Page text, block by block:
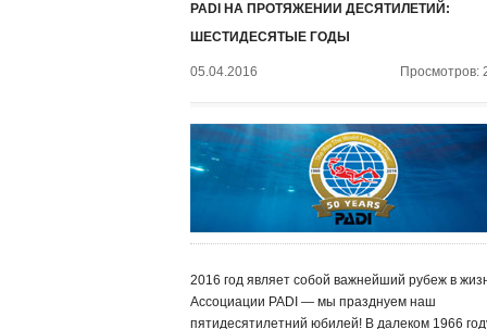
PADI НА ПРОТЯЖЕНИИ ДЕСЯТИЛЕТИЙ:
ШЕСТИДЕСЯТЫЕ ГОДЫ
05.04.2016 Просмотров:
2016 год являет собой важнейший рубеж в
Ассоциации PADI — мы празднуем наш
пятидесятилетний юбилей! В далеком 1966